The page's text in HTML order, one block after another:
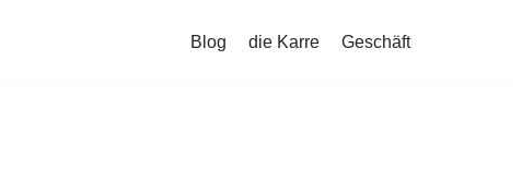
Blog die Karre Geschäft